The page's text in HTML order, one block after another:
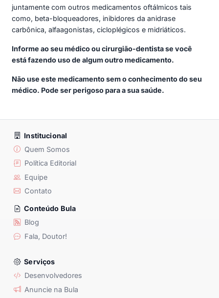
juntamente com outros medicamentos oftálmicos tais
como, beta-bloqueadores, inibidores da anidrase
carbônica, alfaagonistas, cicloplégicos e midriáticos.
Informe ao seu médico ou cirurgião-dentista se você
está fazendo uso de algum outro medicamento.
Não use este medicamento sem o conhecimento do seu
médico. Pode ser perigoso para a sua saúde.
Institucional
Quem Somos
Política Editorial
Equipe
Contato
Conteúdo Bula
Blog
Fala, Doutor!
Serviços
Desenvolvedores
Anuncie na Bula